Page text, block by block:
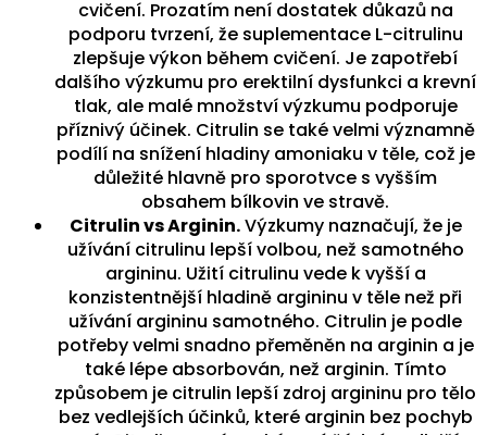
cvičení. Prozatím není dostatek důkazů na
podporu tvrzení, že suplementace L-citrulinu
zlepšuje výkon během cvičení. Je zapotřebí
dalšího výzkumu pro erektilní dysfunkci a krevní
tlak, ale malé množství výzkumu podporuje
příznivý účinek. Citrulin se také velmi významně
podílí na snížení hladiny amoniaku v těle, což je
důležité hlavně pro sporotvce s vyšším
obsahem bílkovin ve stravě.
Citrulin vs Arginin.Výzkumy naznačují, že je
užívání citrulinu lepší volbou, než samotného
argininu. Užití citrulinu vede k vyšší a
konzistentnější hladině argininu v těle než při
užívání argininu samotného. Citrulin je podle
potřeby velmi snadno přeměněn na arginin a je
také lépe absorbován, než arginin. Tímto
způsobem je citrulin lepší zdroj argininu pro tělo
bez vedlejších účinků, které arginin bez pochyb